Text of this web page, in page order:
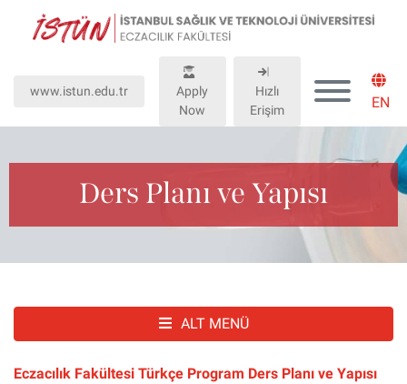
dikkat:
sitesinde,
bir
sistemi
www.istun.edu.tr
Apply
Now
Hızlı
Erişim
EN
Ders Planı ve Yapısı
ALT MENÜ
Eczacılık Fakültesi Türkçe Program Ders Planı ve Yapısı